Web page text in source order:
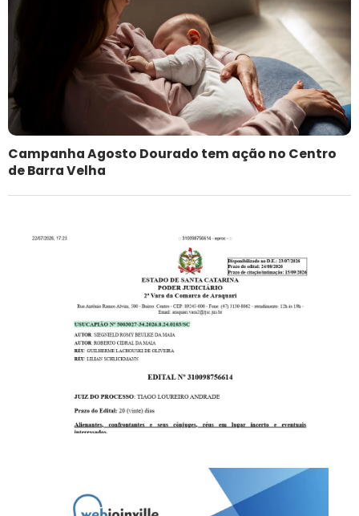
Campanha Agosto Dourado tem ação no Centro
de Barra Velha